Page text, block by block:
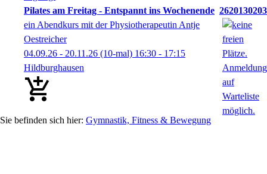
Pilates am Freitag - Entspannt ins Wochenende 2620130203
ein Abendkurs mit der Physiotherapeutin Antje
Oestreicher
04.09.26 - 20.11.26 (10-mal) 16:30 - 17:15
Hildburghausen
Gymnastik, Fitness & Bewegung